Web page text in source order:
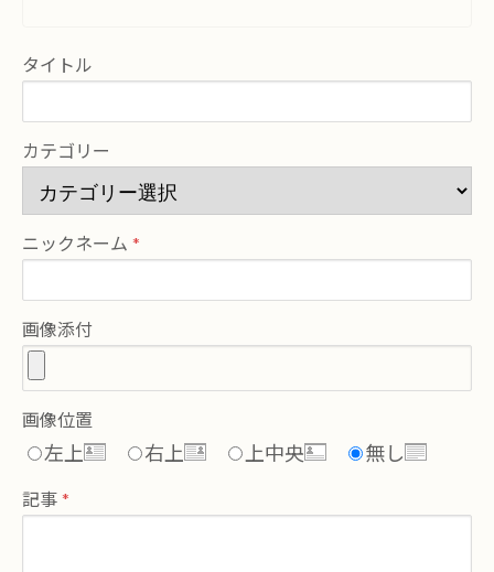
タイトル
カテゴリー
ニックネーム
画像添付
画像位置
左上 右上 上中央 無し
記事